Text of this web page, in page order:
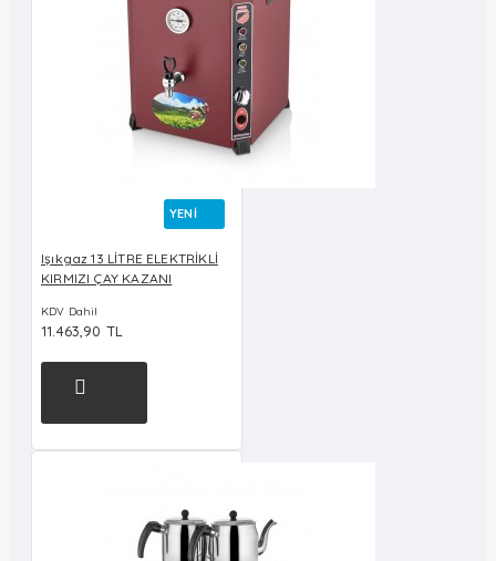
YENI
Işıkgaz 13 LİTRE ELEKTRİKLİ
KIRMIZI ÇAY KAZANI
KDV Dahil
11.463,90 TL